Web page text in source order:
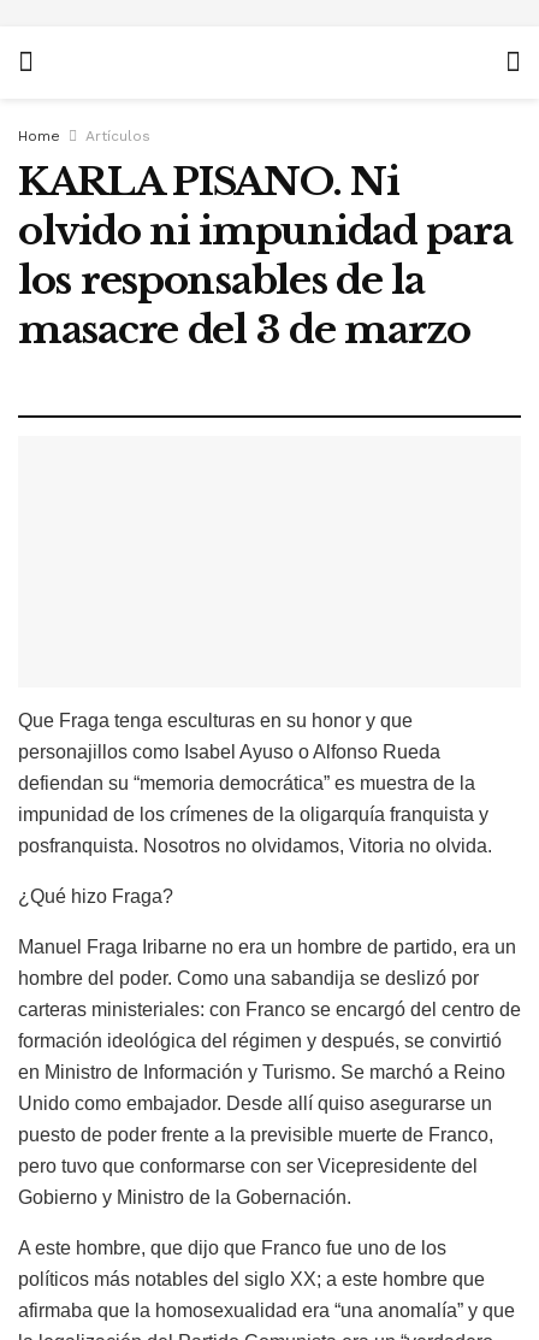
Home Artículos
KARLA PISANO. Ni
olvido ni impunidad para
los responsables de la
masacre del 3 de marzo
Que Fraga tenga esculturas en su honor y que
personajillos como Isabel Ayuso o Alfonso Rueda
defiendan su “memoria democrática” es muestra de la
impunidad de los crímenes de la oligarquía franquista y
posfranquista. Nosotros no olvidamos, Vitoria no olvida.
¿Qué hizo Fraga?
Manuel Fraga Iribarne no era un hombre de partido, era un
hombre del poder. Como una sabandija se deslizó por
carteras ministeriales: con Franco se encargó del centro de
formación ideológica del régimen y después, se convirtió
en Ministro de Información y Turismo. Se marchó a Reino
Unido como embajador. Desde allí quiso asegurarse un
puesto de poder frente a la previsible muerte de Franco,
pero tuvo que conformarse con ser Vicepresidente del
Gobierno y Ministro de la Gobernación.
A este hombre, que dijo que Franco fue uno de los
políticos más notables del siglo XX; a este hombre que
afirmaba que la homosexualidad era “una anomalía” y que